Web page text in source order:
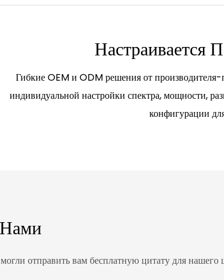
Настраивается
Гибкие OEM и ODM решения от
индивидуальной настройки спектра, мощности,
конфигурации
отправить вам бесплатную цитату для нашего